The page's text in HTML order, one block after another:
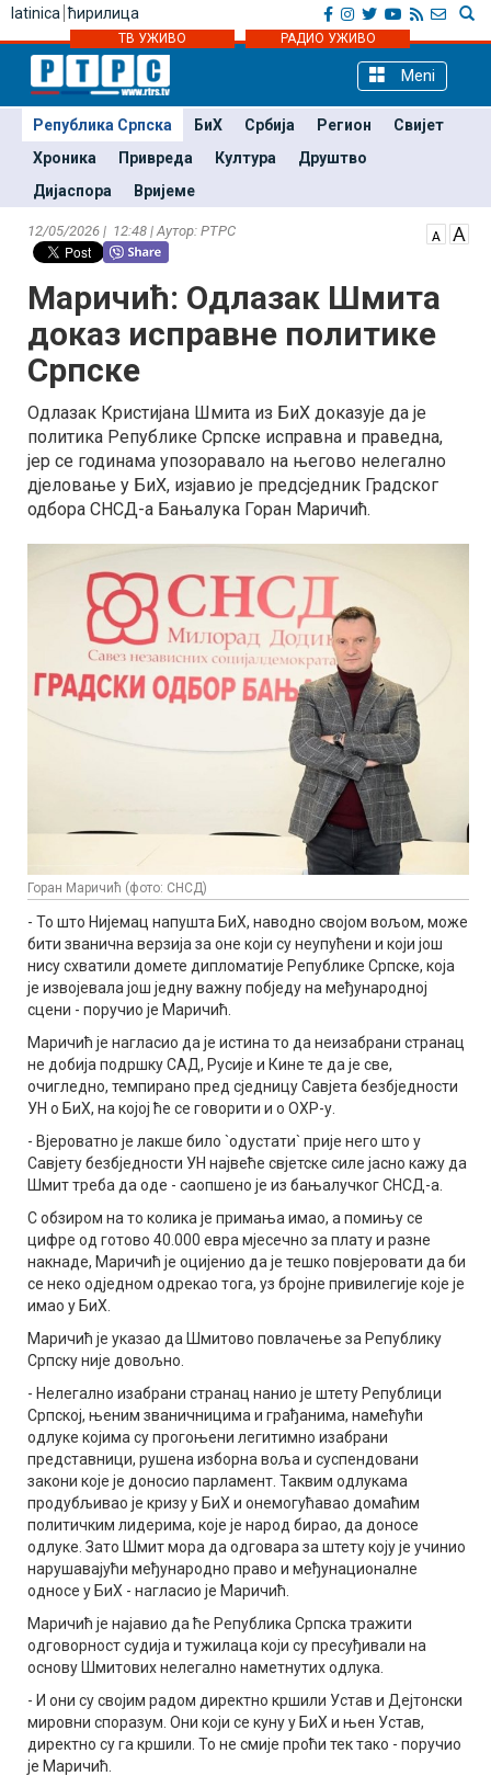
latinica ћирилица
ТВ УЖИВО РАДИО УЖИВО
Meni
Република Српска БиХ Србија Регион
Свијет
Хроника
Привреда Култура
Друштво
Дијаспора
Вријеме
12/05/2026 | 12:48 | Аутор: РТРС
Маричић: Одлазак Шмита
доказ исправне политике
Српске
Одлазак Кристијана Шмита из БиХ доказује да је
политика Републике Српске исправна и праведна,
јер се годинама упозоравало на његово нелегално
дјеловање у БиХ, изјавио је предсједник Градског
одбора СНСД-а Бањалука Горан Маричић.
Горан Маричић (фото: СНСД)
- То што Нијемац напушта БиХ, наводно својом вољом, може
бити званична верзија за оне који су неупућени и који још
нису схватили домете дипломатије Републике Српске, која
је извојевала још једну важну побједу на међународној
сцени - поручио је Маричић.
Маричић је нагласио да је истина то да неизабрани странац
не добија подршку САД, Русије и Кине те да је све,
очигледно, темпирано пред сједницу Савјета безбједности
УН о БиХ, на којој ће се говорити и о ОХР-у.
- Вјероватно је лакше било `одустати` прије него што у
Савјету безбједности УН највеће свјетске силе јасно кажу да
Шмит треба да оде - саопшено је из бањалучког СНСД-а.
С обзиром на то колика је примања имао, а помињу се
цифре од готово 40.000 евра мјесечно за плату и разне
накнаде, Маричић је оцијенио да је тешко повјеровати да би
се неко одједном одрекао тога, уз бројне привилегије које је
имао у БиХ.
Маричић је указао да Шмитово повлачење за Републику
Српску није довољно.
- Нелегално изабрани странац нанио је штету Републици
Српској, њеним званичницима и грађанима, намећући
одлуке којима су прогоњени легитимно изабрани
представници, рушена изборна воља и суспендовани
закони које је доносио парламент. Таквим одлукама
продубљивао је кризу у БиХ и онемогућавао домаћим
политичким лидерима, које је народ бирао, да доносе
одлуке. Зато Шмит мора да одговара за штету коју је учинио
нарушавајући међународно право и међунационалне
односе у БиХ - нагласио је Маричић.
Маричић је најавио да ће Република Српска тражити
одговорност судија и тужилаца који су пресуђивали на
основу Шмитових нелегално наметнутих одлука.
- И они су својим радом директно кршили Устав и Дејтонски
мировни споразум. Они који се куну у БиХ и њен Устав,
директно су га кршили. То не смије проћи тек тако - поручио
је Маричић.